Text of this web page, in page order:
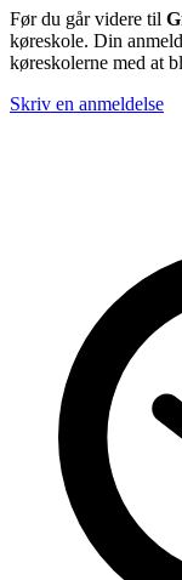
Før du går videre til
køreskole. Din
køreskolerne med at
Skriv en anmeldelse